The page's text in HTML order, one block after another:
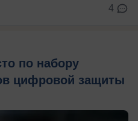
4
по набору
цифровой защиты